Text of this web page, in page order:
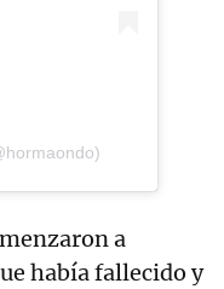
a
había fallecido y